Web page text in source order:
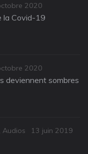
2020
la Covid-19
2020
deviennent sombres
Audios
Posted
13 juin 2019